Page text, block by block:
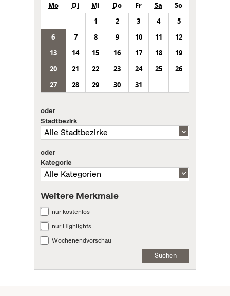
Mo Di Mi Do Fr Sa
So
1
2 3 4
5
6
7 8 9 10 11
12
13
14 15 16 17 18
19
20
21 22 23 24 25
26
27
28 29 30 31
oder
Stadtbezirk
oder
Kategorie
Weitere Merkmale
nur kostenlos
nur Highlights
Wochenendvorschau
Suchen